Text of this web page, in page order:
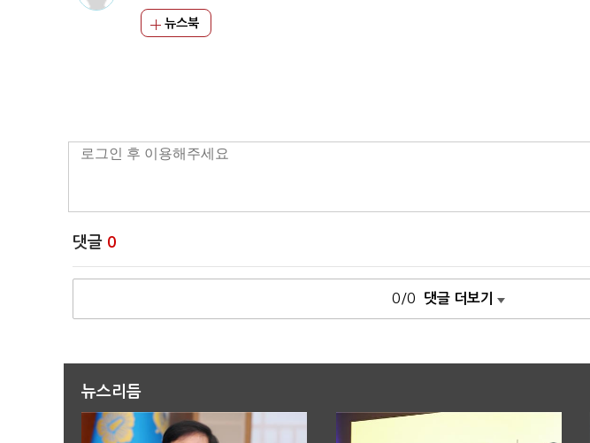
뉴스북
댓글 0
0/0 댓글 더보기
뉴스리듬